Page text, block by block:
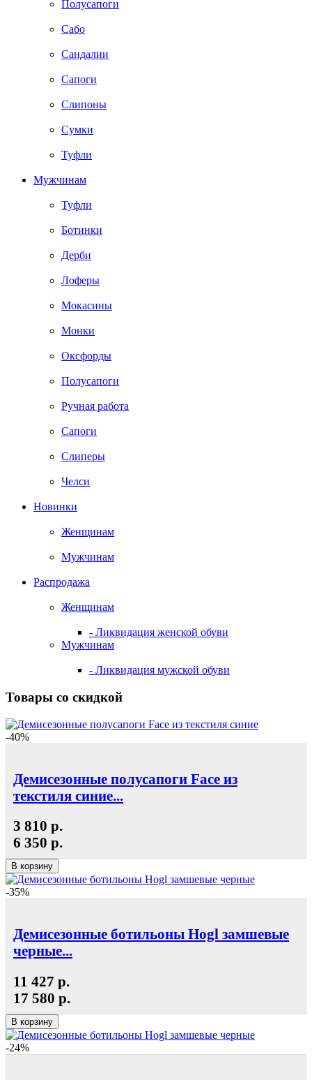
Полусапоги
Сабо
Сандалии
Сапоги
Слипоны
Сумки
Туфли
Мужчинам
Туфли
Ботинки
Дерби
Лоферы
Мокасины
Монки
Оксфорды
Полусапоги
Ручная работа
Сапоги
Слиперы
Челси
Новинки
Женщинам
Мужчинам
Распродажа
Женщинам
- Ликвидация женской обуви
Мужчинам
- Ликвидация мужской обуви
Товары со скидкой
-40%
Демисезонные полусапоги Face из
текстиля синие...
3 810 р.
6 350 р.
В корзину
-35%
Демисезонные ботильоны Hogl замшевые
черные...
11 427 р.
17 580 р.
В корзину
-24%